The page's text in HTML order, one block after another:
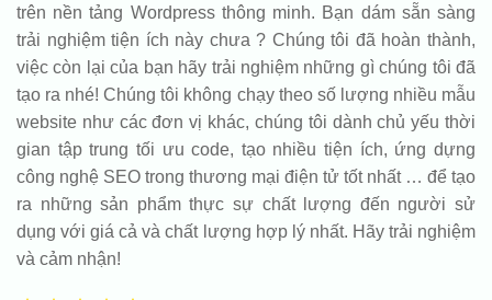
trên nền tảng Wordpress thông minh. Bạn dám sẵn sàng
trải nghiệm tiện ích này chưa ? Chúng tôi đã hoàn thành,
việc còn lại của bạn hãy trải nghiệm những gì chúng tôi đã
tạo ra nhé! Chúng tôi không chạy theo số lượng nhiều mẫu
website như các đơn vị khác, chúng tôi dành chủ yếu thời
gian tập trung tối ưu code, tạo nhiều tiện ích, ứng dựng
công nghệ SEO trong thương mại điện tử tốt nhất … để tạo
ra những sản phẩm thực sự chất lượng đến người sử
dụng với giá cả và chất lượng hợp lý nhất. Hãy trải nghiệm
và cảm nhận!